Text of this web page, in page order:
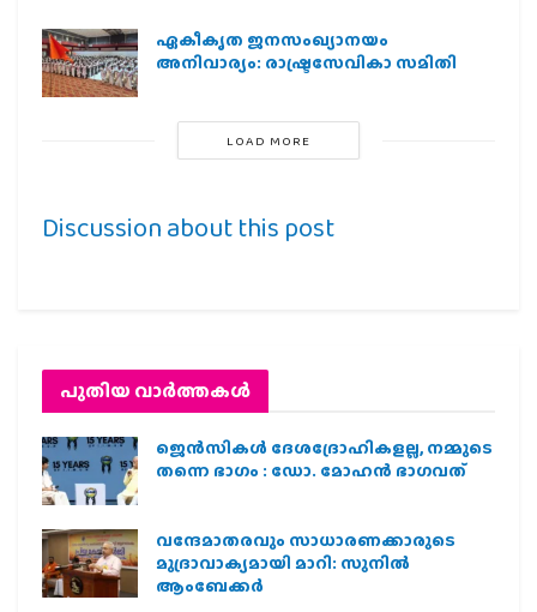
ഏകീകൃത ജനസംഖ്യാനയം
അനിവാര്യം: രാഷ്ട്രസേവികാ സമിതി
LOAD MORE
Discussion about this post
പുതിയ വാര്‍ത്തകള്‍
ജെന്‍സികള്‍ ദേശദ്രോഹികളല്ല, നമ്മുടെ
തന്നെ ഭാഗം : ഡോ. മോഹന്‍ ഭാഗവത്
വന്ദേമാതരവും സാധാരണക്കാരുടെ
മുദ്രാവാക്യമായി മാറി: സുനിൽ
ആംബേക്കർ